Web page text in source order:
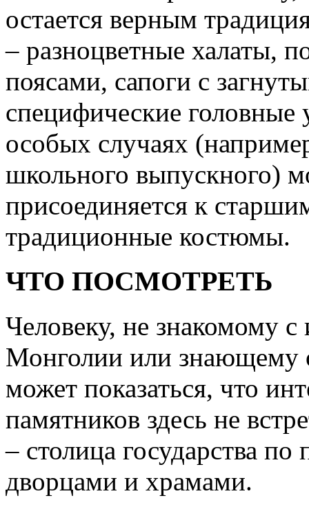
остается верным
– разноцветные халаты,
поясами, сапоги с
специфические
особых случаях
школьного выпускного)
присоединяется к
традиционные костюмы.
ЧТО ПОСМОТРЕТЬ
Человеку, не знакомому с
Монголии или знающему
может показаться, что
памятников здесь не
– столица государства
дворцами и храмами.